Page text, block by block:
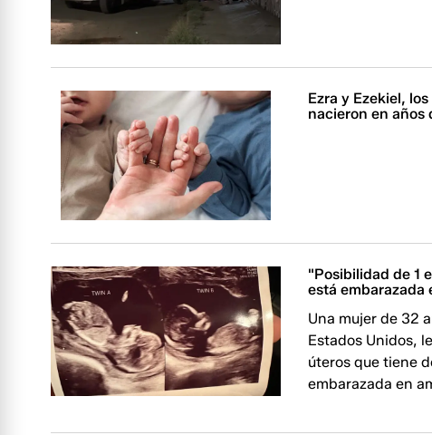
Ezra y Ezekiel,
nacieron en años
"Posibilidad de 1
está embarazada
Una mujer de 32
Estados Unidos,
úteros que tiene
embarazada en